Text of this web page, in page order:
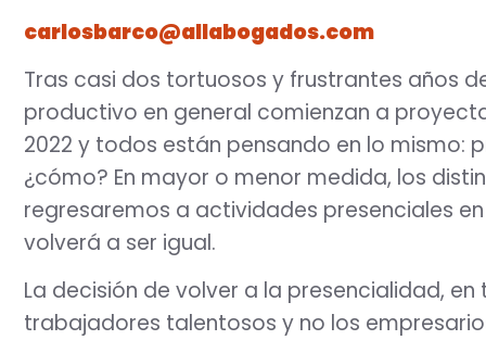
carlosbarco@allabogados.com
Tras casi dos tortuosos y frustrantes años
productivo en general comienzan a
2022 y todos están pensando en lo mismo:
¿cómo? En mayor o menor medida, los
regresaremos a actividades presenciales
volverá a ser igual.
La decisión de volver a la presencialidad,
trabajadores talentosos y no los